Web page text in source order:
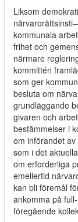
Liksom
kommunala
frihet och
närmare
kommittén
som ger
besluta om
grundläggande
givaren och
bestämmelser i
om införandet
som i det
om erforderliga
emellertid
kan bli föremål
ankomma på
föregående